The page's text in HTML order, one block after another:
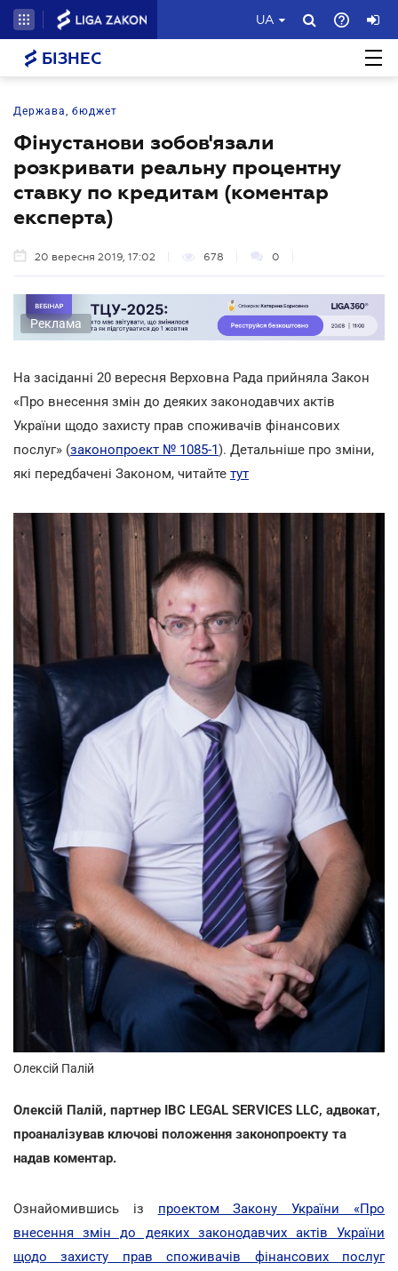
UA
БІЗНЕС
Держава, бюджет
Фінустанови зобов'язали
розкривати реальну процентну
ставку по кредитам (коментар
експерта)
20 вересня 2019, 17:02 678 0
Реклама
На засіданні 20 вересня Верховна Рада прийняла Закон
«Про внесення змін до деяких законодавчих актів
України щодо захисту прав споживачів фінансових
послуг» (законопроект № 1085-1). Детальніше про зміни,
які передбачені Законом, читайте тут
Олексій Палій
Олексій Палій, партнер IBC LEGAL SERVICES LLC, адвокат,
проаналізував ключові положення законопроекту та
надав коментар.
Ознайомившись із проектом Закону України «Про
внесення змін до деяких законодавчих актів України
щодо захисту прав споживачів фінансових послуг